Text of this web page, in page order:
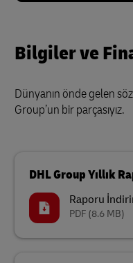
Bilgiler ve
Dünyanın önde gelen
Group’un bir parçasıyız.
DHL Group Yıllık
Raporu
PDF (8.6 MB)